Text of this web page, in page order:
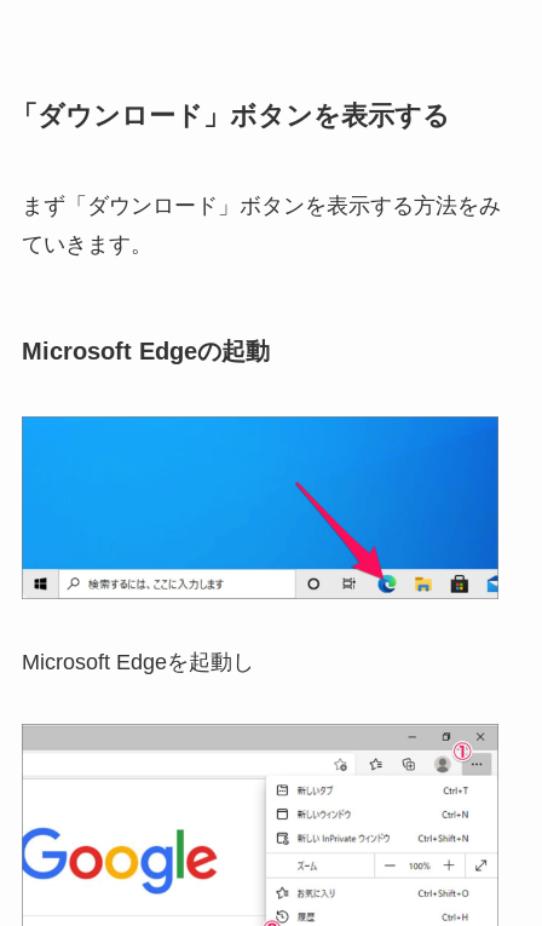
「ダウンロード」ボタンを表示する
まず「ダウンロード」ボタンを表示する方法をみ
ていきます。
Microsoft Edgeの起動
Microsoft Edgeを起動し